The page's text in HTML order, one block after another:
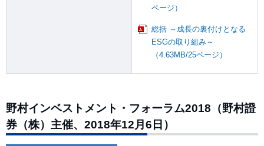
ページ）
総括 ～成長の裏付けとなる
ESGの取り組み～
（4.63MB/25ページ）
野村インベストメント・フォーラム2018（野村證
券（株）主催、2018年12月6日）